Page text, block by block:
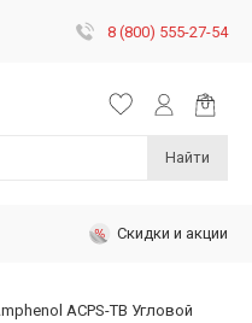
8 (800) 555-27-54
Найти
Скидки и акции
ACPS-TB Угловой